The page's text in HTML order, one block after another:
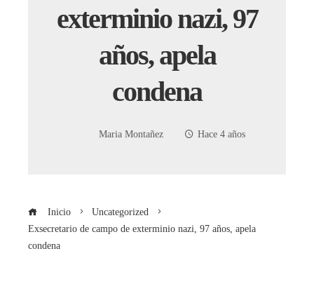
exterminio nazi, 97
años, apela
condena
Maria Montañez Hace 4 años
Inicio
Uncategorized
Exsecretario de campo de exterminio nazi, 97 años, apela
condena